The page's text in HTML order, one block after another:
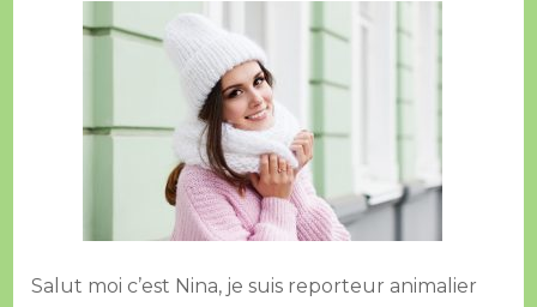
Salut moi c’est Nina, je suis reporteur animalier